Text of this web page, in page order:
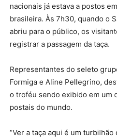
nacionais já estava a postos
brasileira. Às 7h30, quando o
abriu para o público, os
registrar a passagem da taça.
Representantes do seleto
Formiga e Aline Pellegrino,
o troféu sendo exibido em um
postais do mundo.
“Ver a taça aqui é um